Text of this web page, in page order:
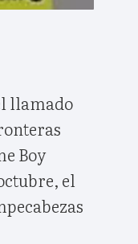
llamado
Boy
el